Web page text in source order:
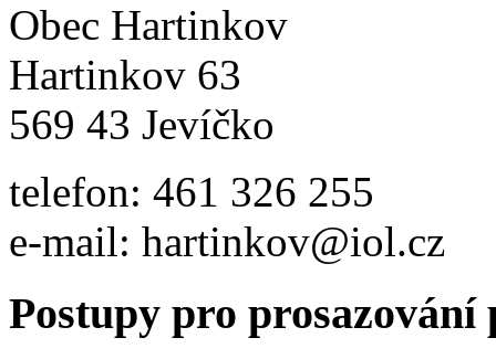
Obec Hartinkov
Hartinkov 63
569 43 Jevíčko
telefon: 461 326 255
e-mail: hartinkov@iol.cz
Postupy pro prosazování